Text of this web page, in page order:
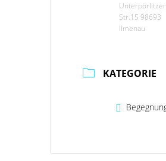
Unterpörlitzer
Str.15 98693
Ilmenau
KATEGORIE